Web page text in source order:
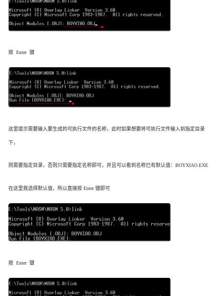
按 Enter 键
这里提示需要输入要生成的可执行文件的名称，此时如果想要将可执行文件输入到指定目录
下，
则需要指定目录，否则只需要指定名称即可，并且可以看到名称已有默认值：BOYXIAO.EXE
在这里我选择默认值，所以直接按 Enter 键即可
按 Enter 键